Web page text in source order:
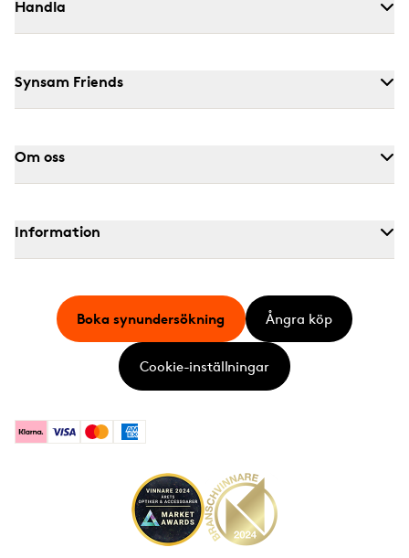
Handla
Synsam Friends
Om oss
Information
KlarnaVisa MastercardAmerican Express
Boka synundersökning Ångra köp
Cookie-inställningar